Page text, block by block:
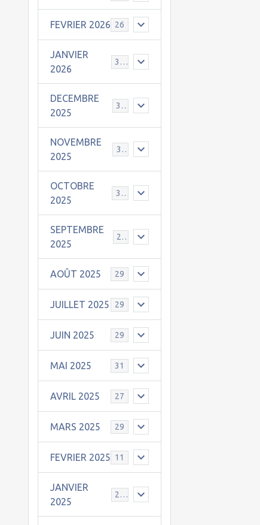
FEVRIER 2026 26
JANVIER
2026
31
DECEMBRE
2025
30
NOVEMBRE
2025
30
OCTOBRE
2025
31
SEPTEMBRE
2025
25
AOÛT 2025 29
JUILLET 2025 29
JUIN 2025 29
MAI 2025 31
AVRIL 2025 27
MARS 2025 29
FEVRIER 2025 11
JANVIER
2025
25